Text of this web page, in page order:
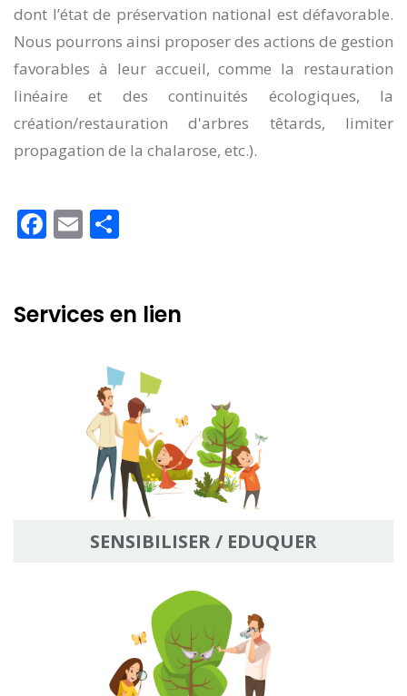
dont l’état de préservation national est défavorable.
Nous pourrons ainsi proposer des actions de gestion
favorables à leur accueil, comme la restauration
linéaire et des continuités écologiques, la
création/restauration d'arbres têtards, limiter
propagation de la chalarose, etc.).
Facebook
Email
Services en lien
SENSIBILISER / EDUQUER